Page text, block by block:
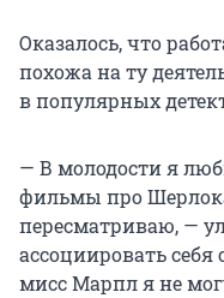
Оказалось, что
похожа на ту
в популярных
— В молодости я
фильмы про
пересматриваю, —
ассоциировать
мисс Марпл я не